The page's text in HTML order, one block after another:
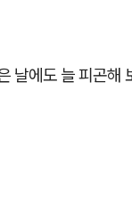
날에도 늘 피곤해